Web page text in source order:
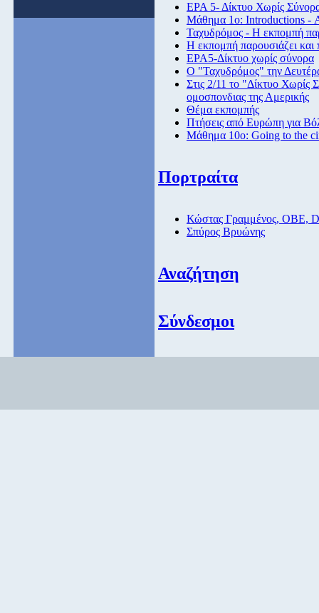
ΕΡΑ 5- Δίκτυο Χωρίς
Μάθημα 1ο: Introductions -
Ταχυδρόμος - Η εκπομπή
Η εκπομπή παρουσιάζει και
ΕΡΑ5-Δίκτυο χωρίς σύνορα
Ο "Ταχυδρόμος" την
Στις 2/11 το "Δίκτυο Χωρίς
ομοσπονδιας της Αμερικής
Θέμα εκπομπής
Πτήσεις από Eυρώπη για
Μάθημα 10ο: Going to the
Πορτραίτα
Κώστας Γραμμένος, ΟΒΕ,
Σπύρος Βρυώνης
Αναζήτηση
Σύνδεσμοι